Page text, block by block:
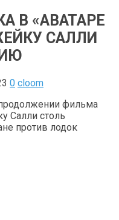
В «АВАТАРЕ
САЛЛИ
0 cloom
фильма
Салли столь
против лодок